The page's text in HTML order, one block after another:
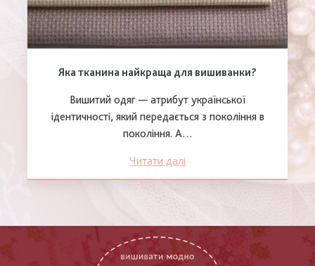
Яка тканина найкраща для вишиванки?
Вишитий одяг — атрибут української
ідентичності, який передається з покоління в
покоління. А…
Читати далі